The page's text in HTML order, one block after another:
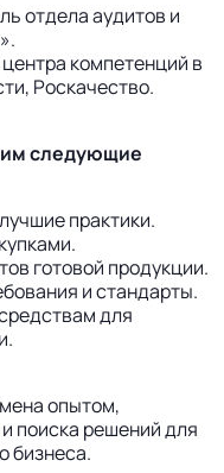
отдела аудитов и
компетенций в
Роскачество.
следующие
практики.
готовой продукции.
и стандарты.
для
опытом,
поиска решений для
бизнеса.